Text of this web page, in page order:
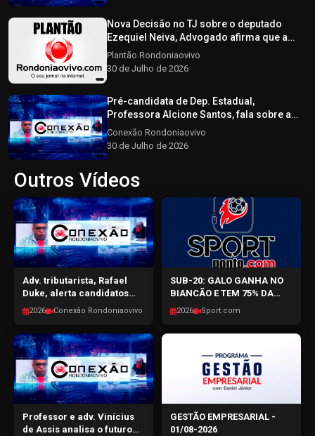
Nova Decisão no TJ sobre o deputado
Ezequiel Neiva, Advogado afirma que a
decisão não afeta a elegibilidade do
candidato - Plantão Rondoniaovivo -
Plantão Rondoniaovivo
30 de Julho de 2026
Pré-candidata de Dep. Estadual,
Professora Alcione Santos, fala sobre a
pré-campanha CONEXÃO RONDONIAOVIVO
- 30/07/2026
Conexão Rondoniaovivo
30 de Julho de 2026
Outros Vídeos
Adv. tributarista, Rafael
Duke, alerta candidatos
para as mudanças com a
nova reforma tributária -
CONEXÃO RONDONIAOVIVO
- 04/08/2026
2026 Conexão Rondoniaovivo
SUB-20: GALO GANHA NO
BIANCÃO E TEM 75% DA
TAÇA SOB SUAS ASAS -
SPORTPONTO.COM -
03/08/2026
2026 Sport.com
Professor e adv. Vinícius
de Assis analisa o futuro
GESTÃO EMPRESARIAL -
01/08-2026